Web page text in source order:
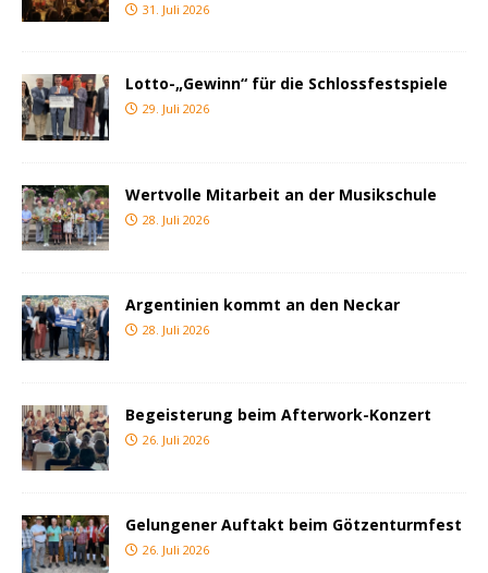
31. Juli 2026
Lotto-„Gewinn“ für die Schlossfestspiele
29. Juli 2026
Wertvolle Mitarbeit an der Musikschule
28. Juli 2026
Argentinien kommt an den Neckar
28. Juli 2026
Begeisterung beim Afterwork-Konzert
26. Juli 2026
Gelungener Auftakt beim Götzenturmfest
26. Juli 2026